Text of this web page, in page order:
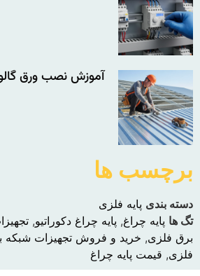
آموزش نصب ورق
برچسب ها
دسته بندی پایه فلزی
تگ ها پایه چراغ, پایه چراغ دکوراتیو,
برق فلزی, خرید و فروش تجهیزات شبکه
فلزی, قیمت پایه چراغ